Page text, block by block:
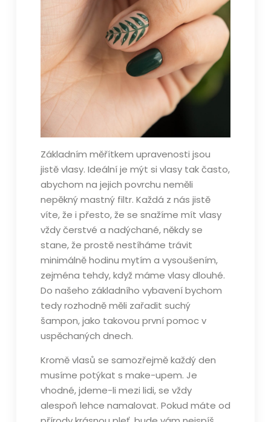
Základním měřítkem upravenosti jsou
jistě vlasy. Ideální je mýt si vlasy tak často,
abychom na jejich povrchu neměli
nepěkný mastný filtr. Každá z nás jistě
víte, že i přesto, že se snažíme mít vlasy
vždy čerstvé a nadýchané, někdy se
stane, že prostě nestíháme trávit
minimálně hodinu mytím a vysoušením,
zejména tehdy, když máme vlasy dlouhé.
Do našeho základního vybavení bychom
tedy rozhodně měli zařadit suchý
šampon, jako takovou první pomoc v
uspěchaných dnech.
Kromě vlasů se samozřejmě každý den
musíme potýkat s make-upem. Je
vhodné, jdeme-li mezi lidi, se vždy
alespoň lehce namalovat. Pokud máte od